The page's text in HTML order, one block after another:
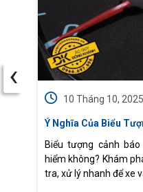
10 Tháng 10, 2025
Ý Nghĩa Của Biểu
Biểu tượng cảnh
hiểm không? Khám
tra, xử lý nhanh để xe
‹